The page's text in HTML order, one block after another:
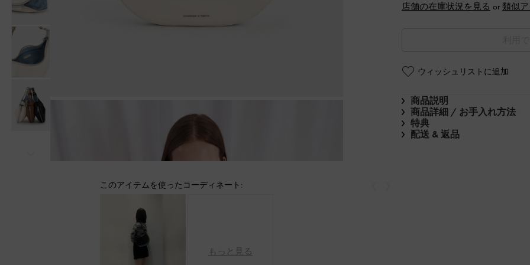
店舗の在庫状況を見る or 類似
ウィッシュリストに追加
商品説明
商品詳細 / お手入れ方法
特典
配送 & 返品
このアイテムを使ったコーディネート:
もっと見る